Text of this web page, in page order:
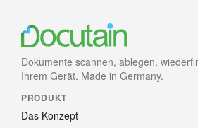
Dokumente scannen, ablegen,
Ihrem Gerät. Made in Germany.
PRODUKT
Das Konzept